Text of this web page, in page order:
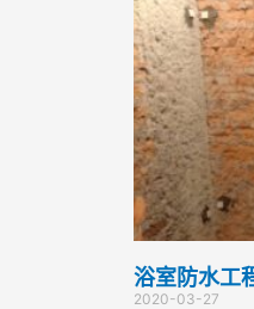
浴室防水工
2020-03-27